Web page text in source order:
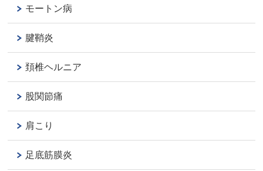
モートン病
腱鞘炎
頚椎ヘルニア
股関節痛
肩こり
足底筋膜炎